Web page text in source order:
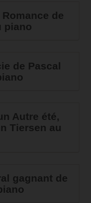
de
piano
de Pascal
Autre été,
Tiersen au
gagnant de